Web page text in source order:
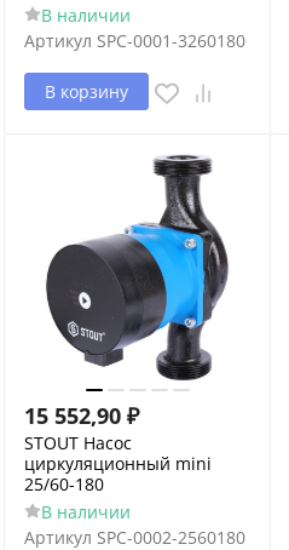
В наличии
Артикул SPC-0001-3260180
В корзину
15 552,90 ₽
STOUT Насос
циркуляционный mini
25/60-180
В наличии
Артикул SPC-0002-2560180